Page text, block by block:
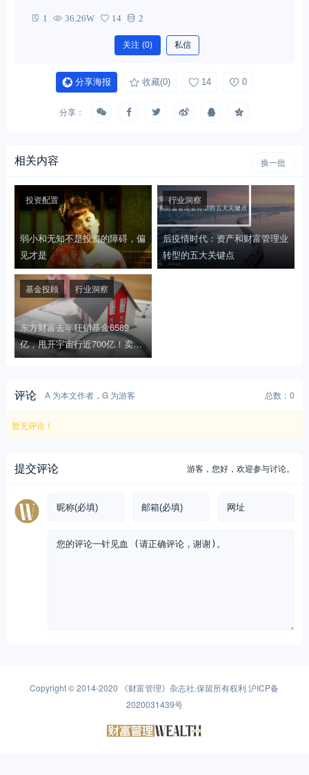
1 36.26W 14 2
关注 (0) 私信
分享海报 收藏(0) 14 0
分享：
相关内容 换一批
弱小和无知不是投资的障碍，偏
见才是
投资配置
后疫情时代：资产和财富管理业
转型的五大关键点
行业洞察
东方财富去年狂销基金6589
亿，甩开宇宙行近700亿！卖基
金竟然这么赚
基金投顾 行业洞察
评论 A 为本文作者，G 为游客 总数：0
暂无评论！
提交评论 游客，您好，欢迎参与讨论。
Copyright © 2014-2020 《财富管理》杂志社.保留所有权利沪ICP备
2020031439号